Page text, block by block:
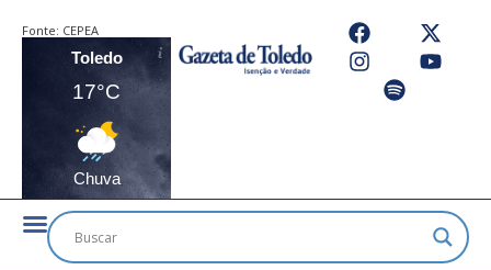
Fonte: CEPEA
Toledo
17°C
Chuva